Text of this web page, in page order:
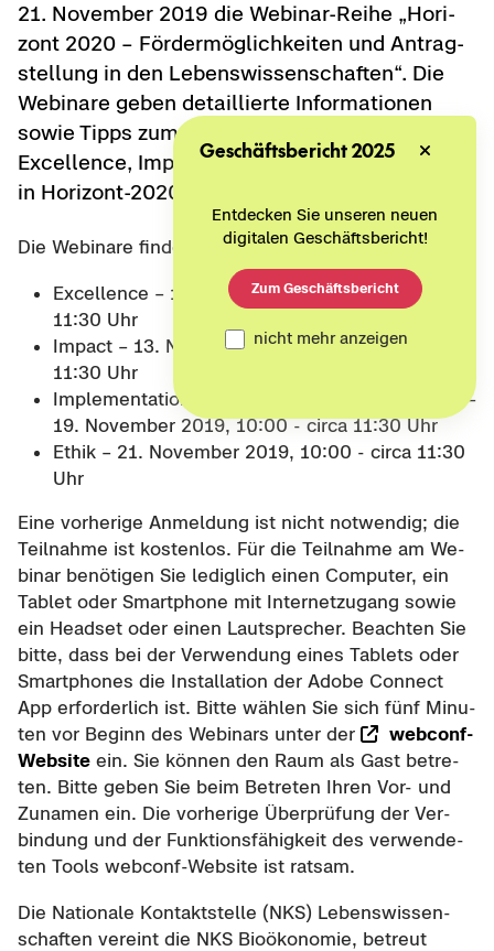
21. No­vem­ber 2019 die Webinar-​Reihe „Ho­ri­
zont 2020 – För­der­mög­lich­kei­ten und An­trag­
stel­lung in den Le­bens­wis­sen­schaf­ten“. Die
We­bi­na­re geben de­tail­lier­te In­for­ma­tio­nen
sowie Tipps zum Er­stel­len der An­trags­tei­le
Excellence, Impact, Im­ple­men­ta­ti­on und Ethik
in Horizont-​2020-Anträgen (RIA/IA/CSA).
Die We­bi­na­re fin­den an fol­gen­den Ter­mi­nen statt:
Excellence – 11. No­vem­ber 2019, 10:00 - circa
11:30 Uhr
Impact – 13. No­vem­ber 2019, 10:00 - circa
11:30 Uhr
Implementation & Members of the Consortium
–
19. No­vem­ber 2019, 10:00 - circa 11:30 Uhr
Ethik – 21. No­vem­ber 2019, 10:00 - circa 11:30
Uhr
Eine vor­he­ri­ge An­mel­dung ist nicht not­wen­dig; die
Teil­nah­me ist kos­ten­los. Für die Teil­nah­me am We­
bi­nar be­nö­ti­gen Sie le­dig­lich einen Com­pu­ter, ein
Ta­blet oder Smart­pho­ne mit In­ter­net­zu­gang sowie
ein Head­set oder einen Laut­spre­cher. Be­ach­ten Sie
bitte, dass bei der Ver­wen­dung eines Ta­blets oder
Smart­pho­nes die In­stal­la­ti­on der Adobe Connect
App er­for­der­lich ist. Bitte wäh­len Sie sich fünf Mi­nu­
ten vor Be­ginn des We­bi­nars unter der
webconf-​
Website ein. Sie kön­nen den Raum als Gast be­tre­
ten. Bitte geben Sie beim Be­tre­ten Ihren Vor- und
Zu­na­men ein. Die vor­he­ri­ge Über­prü­fung der Ver­
bin­dung und der Funk­ti­ons­fä­hig­keit des ver­wen­de­
ten Tools webconf-Website ist rat­sam.
Die Na­tio­na­le Kon­takt­stel­le (NKS) Le­bens­wis­sen­
schaf­ten ver­eint die NKS Bio­öko­no­mie, be­treut
Geschäftsbericht 2025
Entdecken Sie unseren neuen
digitalen Geschäftsbericht!
Zum Geschäftsbericht
nicht mehr anzeigen